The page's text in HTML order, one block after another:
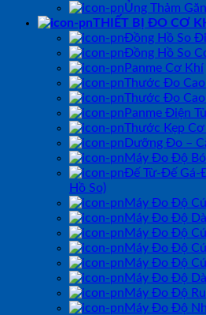
Ủng Thảm
THIẾT BỊ ĐO CƠ
Đồng Hồ So
Đồng Hồ So
Panme Cơ Khí
Thước Đo
Thước Đo
Panme Điện
Thước Kẹp
Dưỡng Đo –
Máy Đo Độ
Đế Từ-Đế Gá-
Hồ So)
Máy Đo Độ
Máy Đo Độ
Máy Đo Độ
Máy Đo Độ
Máy Đo Độ
Máy Đo Độ
Máy Đo Độ
Máy Đo Độ